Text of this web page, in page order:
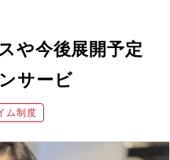
や今後展開予定
サービ
ム制度